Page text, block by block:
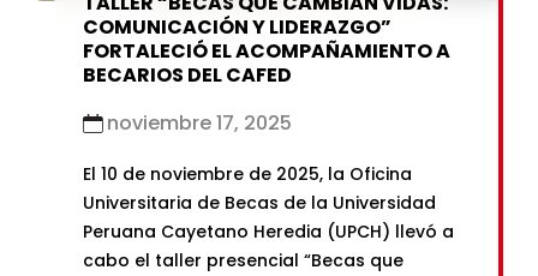
COMUNICACIÓN Y LIDERAZGO”
FORTALECIÓ EL ACOMPAÑAMIENTO A
BECARIOS DEL CAFED
noviembre 17, 2025
El 10 de noviembre de 2025, la Oficina
Universitaria de Becas de la Universidad
Peruana Cayetano Heredia (UPCH) llevó a
cabo el taller presencial “Becas que